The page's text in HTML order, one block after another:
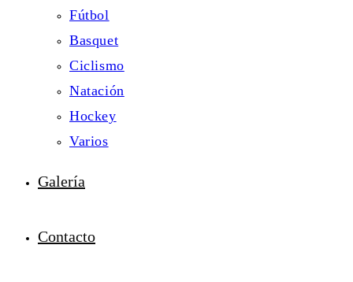
Fútbol
Basquet
Ciclismo
Natación
Hockey
Varios
Galería
Contacto